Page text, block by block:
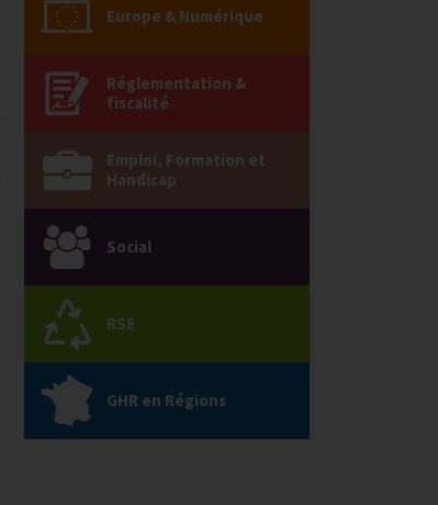
Europe & Numérique
Réglementation &
fiscalité
Emploi, Formation et
Handicap
Social
RSE
GHR en Régions